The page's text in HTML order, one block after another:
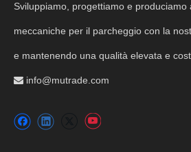
Sviluppiamo, progettiamo e produciamo
meccaniche per il parcheggio con la
e mantenendo una qualità elevata e
 info@mutrade.com